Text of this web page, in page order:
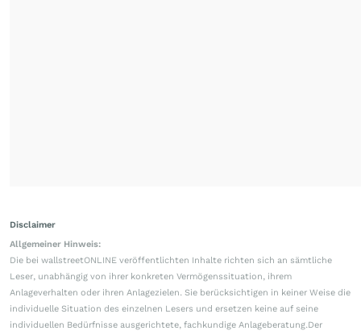
Disclaimer
Allgemeiner Hinweis:
Die bei wallstreetONLINE veröffentlichten Inhalte richten sich an sämtliche
Leser, unabhängig von ihrer konkreten Vermögenssituation, ihrem
Anlageverhalten oder ihren Anlagezielen. Sie berücksichtigen in keiner Weise die
individuelle Situation des einzelnen Lesers und ersetzen keine auf seine
individuellen Bedürfnisse ausgerichtete, fachkundige Anlageberatung.Der